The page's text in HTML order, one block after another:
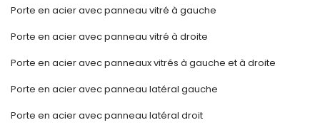
Porte en acier avec panneau vitré à gauche
Porte en acier avec panneau vitré à droite
Porte en acier avec panneaux vitrés à gauche et à droite
Porte en acier avec panneau latéral gauche
Porte en acier avec panneau latéral droit